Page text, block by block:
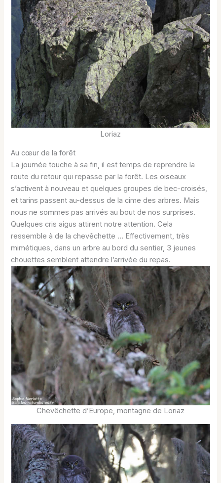
Loriaz
Au cœur de la forêt
La journée touche à sa fin, il est temps de reprendre la
route du retour qui repasse par la forêt. Les oiseaux
s’activent à nouveau et quelques groupes de bec-croisés,
et tarins passent au-dessus de la cime des arbres. Mais
nous ne sommes pas arrivés au bout de nos surprises.
Quelques cris aigus attirent notre attention. Cela
ressemble à de la chevêchette … Effectivement, très
mimétiques, dans un arbre au bord du sentier, 3 jeunes
chouettes semblent attendre l’arrivée du repas.
Chevêchette d’Europe, montagne de Loriaz